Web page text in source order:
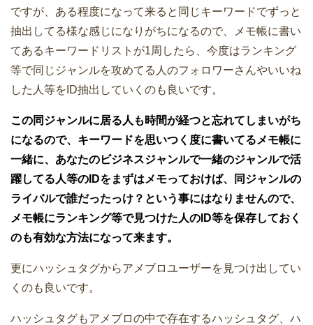
ですが、ある程度になって来ると同じキーワードでずっと
抽出してる様な感じになりがちになるので、メモ帳に書い
てあるキーワードリストが1周したら、今度はランキング
等で同じジャンルを攻めてる人のフォロワーさんやいいね
した人等をID抽出していくのも良いです。
この同ジャンルに居る人も時間が経つと忘れてしまいがち
になるので、キーワードを思いつく度に書いてるメモ帳に
一緒に、あなたのビジネスジャンルで一緒のジャンルで活
躍してる人等のIDをまずはメモっておけば、同ジャンルの
ライバルで誰だったっけ？という事にはなりませんので、
メモ帳にランキング等で見つけた人のID等を保存しておく
のも有効な方法になって来ます。
更にハッシュタグからアメブロユーザーを見つけ出してい
くのも良いです。
ハッシュタグもアメブロの中で存在するハッシュタグ、ハ